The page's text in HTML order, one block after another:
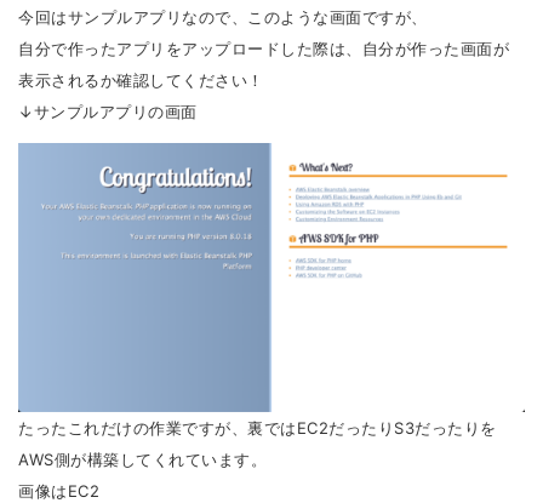
今回はサンプルアプリなので、このような画面ですが、
自分で作ったアプリをアップロードした際は、自分が作った画面が
表示されるか確認してください！
↓サンプルアプリの画面
たったこれだけの作業ですが、裏ではEC2だったりS3だったりを
AWS側が構築してくれています。
画像はEC2